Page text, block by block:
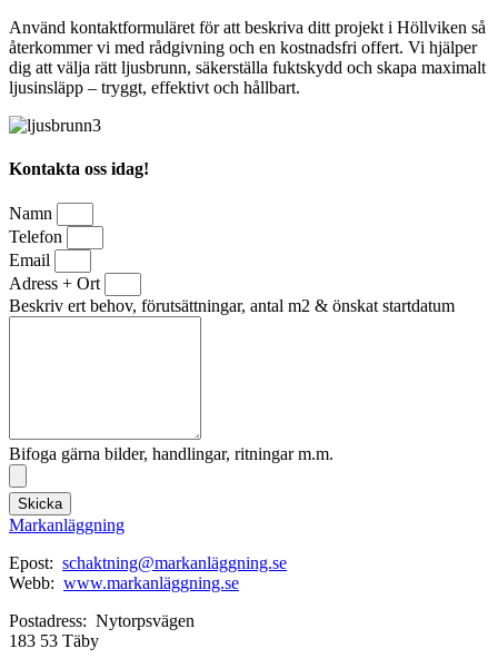
Använd kontaktformuläret för att beskriva ditt projekt i Höllviken så
återkommer vi med rådgivning och en kostnadsfri offert. Vi hjälper
dig att välja rätt ljusbrunn, säkerställa fuktskydd och skapa maximalt
ljusinsläpp – tryggt, effektivt och hållbart.
Kontakta oss idag!
Namn
Telefon
Email
Adress + Ort
Beskriv ert behov, förutsättningar, antal m2 & önskat startdatum
Bifoga gärna bilder, handlingar, ritningar m.m.
Skicka
Markanläggning
Epost: schaktning@markanläggning.se
Webb: www.markanläggning.se
Postadress: Nytorpsvägen
183 53 Täby